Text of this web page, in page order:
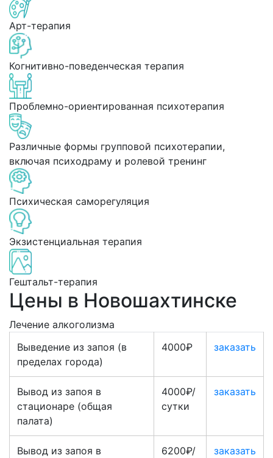
Арт-терапия
Когнитивно-поведенческая терапия
Проблемно-ориентированная психотерапия
Различные формы групповой психотерапии,
включая психодраму и ролевой тренинг
Психическая саморегуляция
Экзистенциальная терапия
Гештальт-терапия
Цены в Новошахтинске
Лечение алкоголизма
Выведение из запоя (в
пределах города)
4000₽ заказать
Вывод из запоя в
стационаре (общая
палата)
4000₽/
сутки
заказать
Вывод из запоя в
6200₽/
заказать